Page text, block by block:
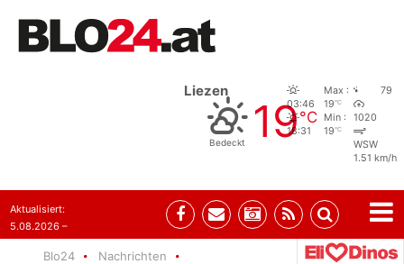
Liezen
Bedeckt 19°C
03:46
18:31
Max :
19°C
Min :
19°C
79
1020
WSW
1.51 km/h
Aktualisiert:
5.08.2026 –
Blo24
Nachrichten